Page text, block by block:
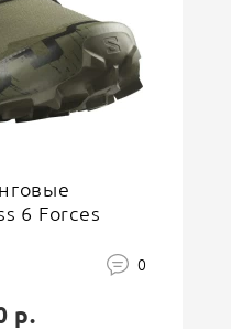
6 Forces
0
р.